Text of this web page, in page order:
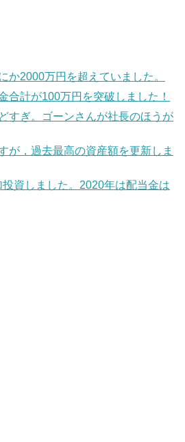
か2000万円を超えていました。
合計が100万円を突破しました！
すぎ。ゴーンさんが社長のほうが
が，過去最高の資産額を更新しま
資しました。2020年は配当金は